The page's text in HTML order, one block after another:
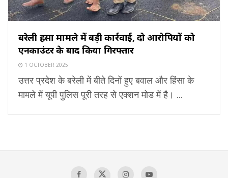
बरेली हिंसा मामले में बड़ी कार्रवाई, दो आरोपियों को
एनकाउंटर के बाद किया गिरफ्तार
1 OCTOBER 2025
उत्तर प्रदेश के बरेली में बीते दिनों हुए बवाल और हिंसा के
मामले में यूपी पुलिस पूरी तरह से एक्शन मोड में है। ...